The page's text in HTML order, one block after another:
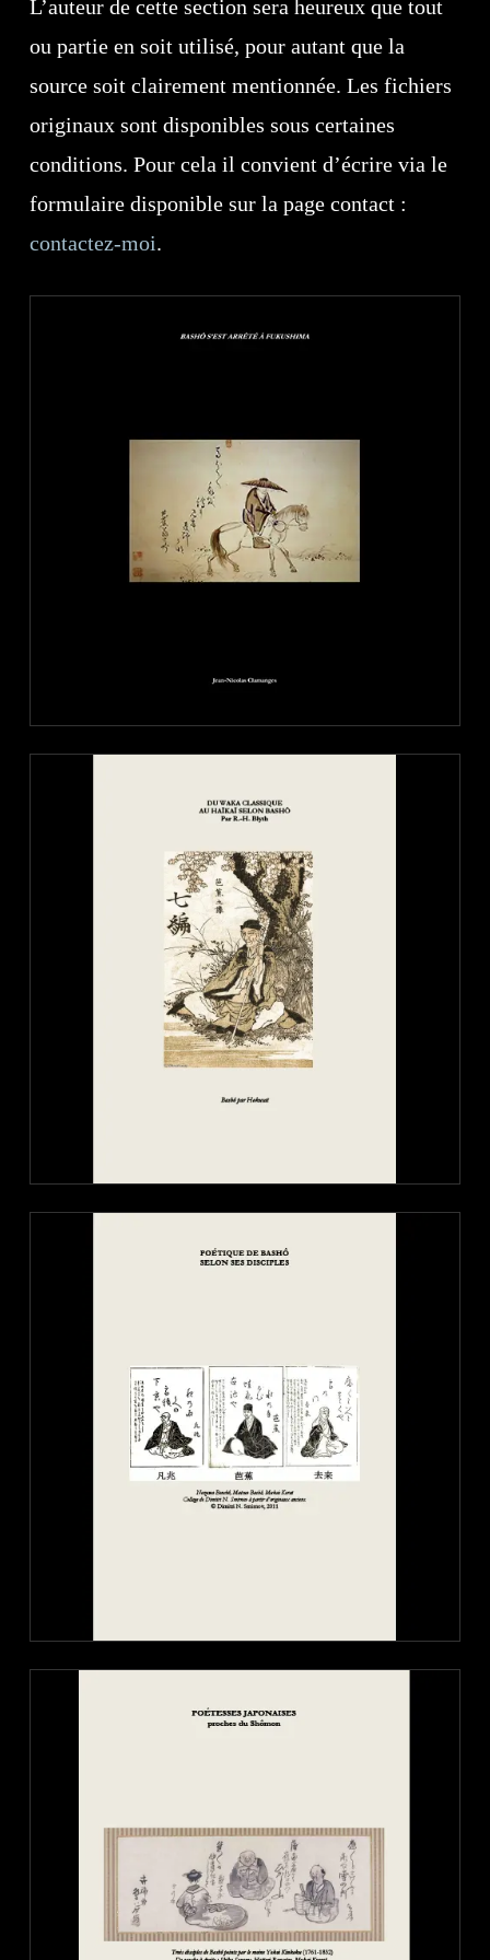
L’auteur de cette section sera heureux que tout
ou partie en soit utilisé, pour autant que la
source soit clairement mentionnée. Les fichiers
originaux sont disponibles sous certaines
conditions. Pour cela il convient d’écrire via le
formulaire disponible sur la page contact :
contactez-moi.